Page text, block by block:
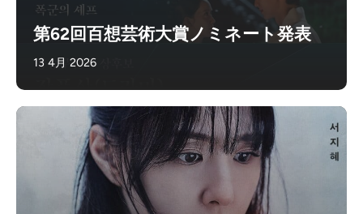
第62回百想芸術大賞ノミネート発表
13 4月 2026